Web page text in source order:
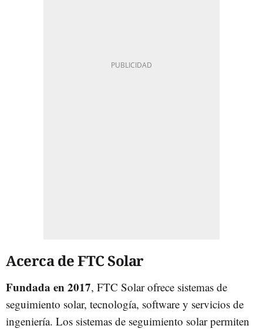
Acerca de FTC Solar
Fundada en 2017, FTC Solar ofrece sistemas de
seguimiento solar, tecnología, software y servicios de
ingeniería. Los sistemas de seguimiento solar permiten